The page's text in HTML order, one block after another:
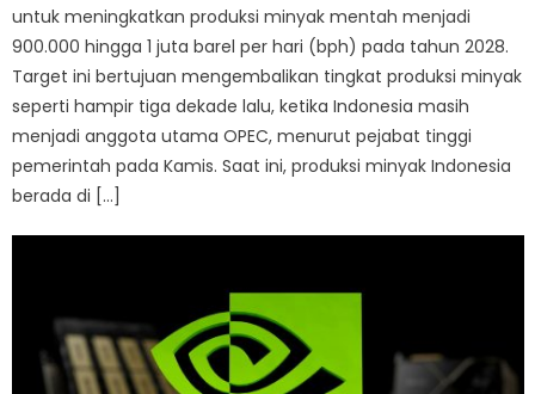
untuk meningkatkan produksi minyak mentah menjadi
900.000 hingga 1 juta barel per hari (bph) pada tahun 2028.
Target ini bertujuan mengembalikan tingkat produksi minyak
seperti hampir tiga dekade lalu, ketika Indonesia masih
menjadi anggota utama OPEC, menurut pejabat tinggi
pemerintah pada Kamis. Saat ini, produksi minyak Indonesia
berada di […]